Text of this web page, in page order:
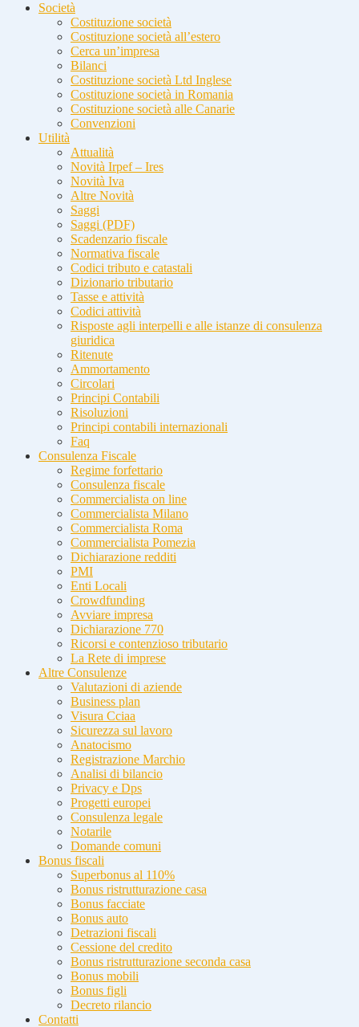
Società
Costituzione società
Costituzione società all’estero
Cerca un’impresa
Bilanci
Costituzione società Ltd Inglese
Costituzione società in Romania
Costituzione società alle Canarie
Convenzioni
Utilità
Attualità
Novità Irpef – Ires
Novità Iva
Altre Novità
Saggi
Saggi (PDF)
Scadenzario fiscale
Normativa fiscale
Codici tributo e catastali
Dizionario tributario
Tasse e attività
Codici attività
Risposte agli interpelli e alle istanze di consulenza
giuridica
Ritenute
Ammortamento
Circolari
Principi Contabili
Risoluzioni
Principi contabili internazionali
Faq
Consulenza Fiscale
Regime forfettario
Consulenza fiscale
Commercialista on line
Commercialista Milano
Commercialista Roma
Commercialista Pomezia
Dichiarazione redditi
PMI
Enti Locali
Crowdfunding
Avviare impresa
Dichiarazione 770
Ricorsi e contenzioso tributario
La Rete di imprese
Altre Consulenze
Valutazioni di aziende
Business plan
Visura Cciaa
Sicurezza sul lavoro
Anatocismo
Registrazione Marchio
Analisi di bilancio
Privacy e Dps
Progetti europei
Consulenza legale
Notarile
Domande comuni
Bonus fiscali
Superbonus al 110%
Bonus ristrutturazione casa
Bonus facciate
Bonus auto
Detrazioni fiscali
Cessione del credito
Bonus ristrutturazione seconda casa
Bonus mobili
Bonus figli
Decreto rilancio
Contatti